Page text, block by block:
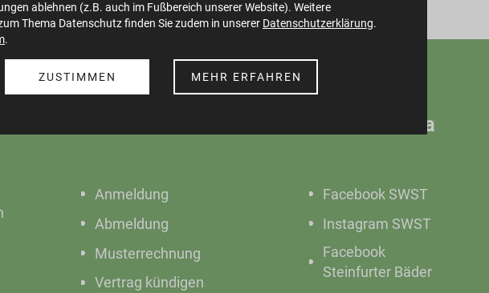
ablehnen (z.B. auch im Fußbereich unserer Website). Weitere
Thema Datenschutz finden Sie zudem in unserer Datenschutzerklärung.
.
ZUSTIMMEN MEHR ERFAHREN
Anmeldung
Abmeldung
Musterrechnung
Vertrag kündigen
Social Media
Facebook SWST
Instagram SWST
Facebook
Steinfurter Bäder